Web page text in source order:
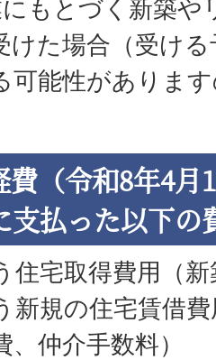
もとづく新築や
けた場合（受け
可能性がありま
（令和8年4月
支払った以下の
住宅取得費用（
新規の住宅賃借
仲介手数料）